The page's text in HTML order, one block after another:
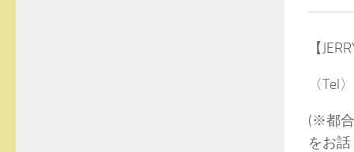
【
〈Tel〉
(※都
をお